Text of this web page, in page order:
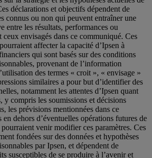
déclarations et objectifs dépendent de
connus ou non qui peuvent entraîner une
entre les résultats, performances ou
ceux envisagés dans ce communiqué. Ces
affecter la capacité d’Ipsen à
qui sont basés sur des conditions
provenant de l’information
des termes « croit », « envisage »
similaires a pour but d’identifier des
notamment les attentes d’Ipsen quant
y compris les soumissions et décisions
les prévisions mentionnées dans ce
dehors d’éventuelles opérations futures de
venir modifier ces paramètres. Ces
fondées sur des données et hypothèses
par Ipsen, et dépendent de
susceptibles de se produire à l’avenir et